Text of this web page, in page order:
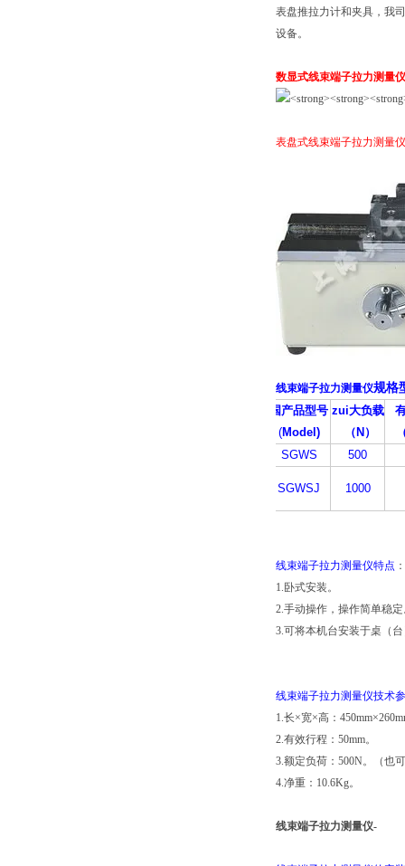
表盘推拉力计和夹具，我
设备。
数显式线束端子拉力测量仪
表盘式线束端子拉力测量仪
线束端子拉力测量仪规格
国产品型号
(Model)
zui大负载
（ N ）
SGWS
500
SGWSJ 1000
线束端子拉力测量仪特点 ：
1.卧式安装。
2.手动操作，操作简单稳
3.可将本机台安装于桌（
线束端子拉力测量仪技术
1.长×宽×高：
2.有效行程：50mm。
3.额定负荷：500N。（也
4.净重：10.6Kg。
线束端子拉力测量仪-